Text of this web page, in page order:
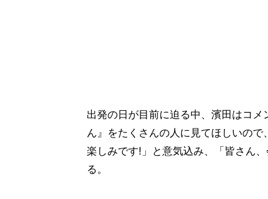
出発の日が目前に迫る中、濱田はコ
ん』をたくさんの人に見てほしいの
楽しみです!」と意気込み、「皆さん
る。